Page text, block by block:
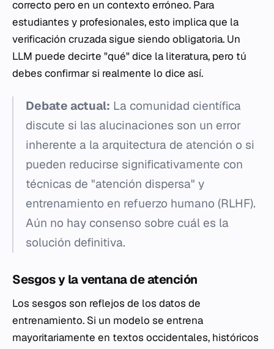
correcto pero en un contexto erróneo. Para
estudiantes y profesionales, esto implica que la
verificación cruzada sigue siendo obligatoria. Un
LLM puede decirte "qué" dice la literatura, pero tú
debes confirmar si realmente lo dice así.
Debate actual: La comunidad científica
discute si las alucinaciones son un error
inherente a la arquitectura de atención o si
pueden reducirse significativamente con
técnicas de "atención dispersa" y
entrenamiento en refuerzo humano (RLHF).
Aún no hay consenso sobre cuál es la
solución definitiva.
Sesgos y la ventana de atención
Los sesgos son reflejos de los datos de
entrenamiento. Si un modelo se entrena
mayoritariamente en textos occidentales, históricos